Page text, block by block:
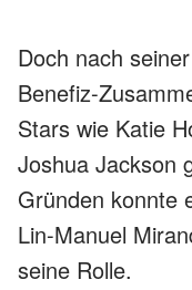
Doch nach
Benefiz-
Stars wie Katie
Joshua Jackson
Gründen konnte
Lin-Manuel
seine Rolle.